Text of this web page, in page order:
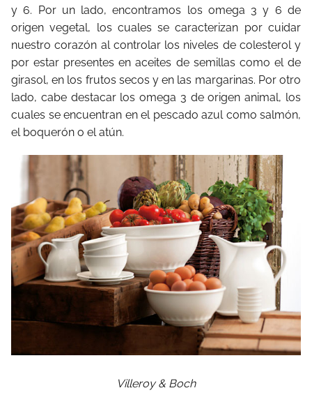
y 6. Por un lado, encontramos los omega 3 y 6 de
origen vegetal, los cuales se caracterizan por cuidar
nuestro corazón al controlar los niveles de colesterol y
por estar presentes en aceites de semillas como el de
girasol, en los frutos secos y en las margarinas. Por otro
lado, cabe destacar los omega 3 de origen animal, los
cuales se encuentran en el pescado azul como salmón,
el boquerón o el atún.
Villeroy & Boch